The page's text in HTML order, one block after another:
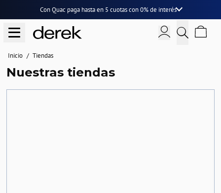
Con Quac paga hasta en 5 cuotascon0% de interés
Inicio Tiendas
Nuestras tiendas